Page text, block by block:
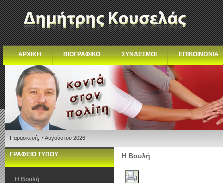
ΑΡΧΙΚΗ ΒΙΟΓΡΑΦΙΚΟ ΣΥΝΔΕΣΜΟΙ ΕΠΙΚΟΙΝΩΝΙΑ
Παρασκευή, 7 Αυγούστου 2026
ΓΡΑΦΕΙΟ ΤΥΠΟΥ
Η Βουλή
Η Βουλή